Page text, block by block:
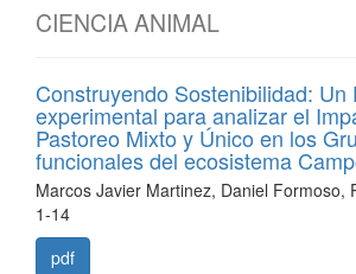
CIENCIA ANIMAL
Construyendo Sostenibilidad: Un
experimental para analizar el
Pastoreo Mixto y Único en los
funcionales del ecosistema
Marcos Javier Martinez, Daniel Formoso,
1-14
pdf